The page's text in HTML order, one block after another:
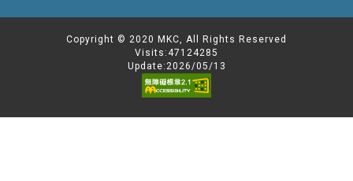
Copyright © 2020 MKC, All Rights Reserved
Visits:47124285
Update:2026/05/13